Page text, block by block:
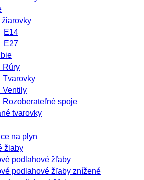
žiarovky
E14
E27
Rúry
Tvarovky
Ventily
Rozoberateľné spoje
tvarovky
na plyn
žlaby
podlahové žľaby
podlahové žľaby znížené